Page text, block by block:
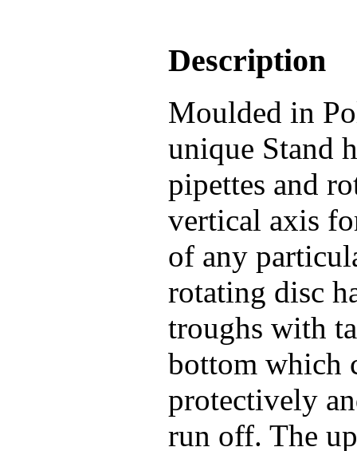
Description
Moulded in
unique Stand
pipettes and
vertical axis
of any
rotating disc
troughs with
bottom which
protectively
run off. The